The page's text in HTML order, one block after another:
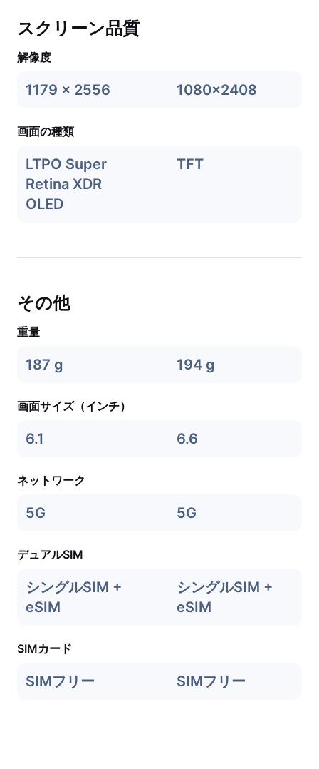
スクリーン品質
解像度
1179 x 2556 1080x2408
画面の種類
LTPO Super
Retina XDR
OLED
TFT
その他
重量
187 g 194 g
画面サイズ（インチ）
6.1 6.6
ネットワーク
5G 5G
デュアルSIM
シングルSIM +
eSIM
シングルSIM +
eSIM
SIMカード
SIMフリー SIMフリー